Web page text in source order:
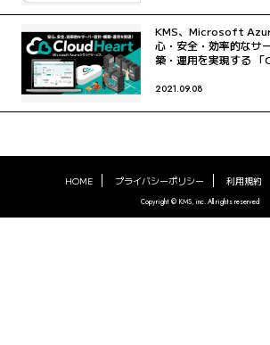
KMS、Microsoft
心・安全・効率的なサ
築・運用を実現する 「
2021.09.08
HOME プライバシーポリシー 利用規約
Copyright © KMS, inc. All rights reserved